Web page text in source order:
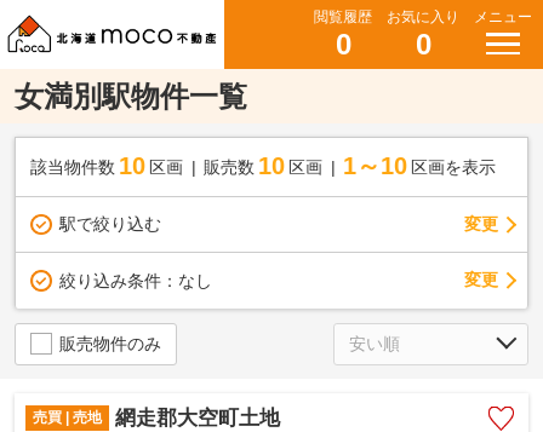
閲覧履歴
0
お気に入り
0
メニュー
女満別駅物件一覧
該当物件数 10 区画 販売数 10 区画 1～10 区画を表示
駅で絞り込む 変更
絞り込み条件： なし 変更
販売物件のみ
売買 | 売地 網走郡大空町土地